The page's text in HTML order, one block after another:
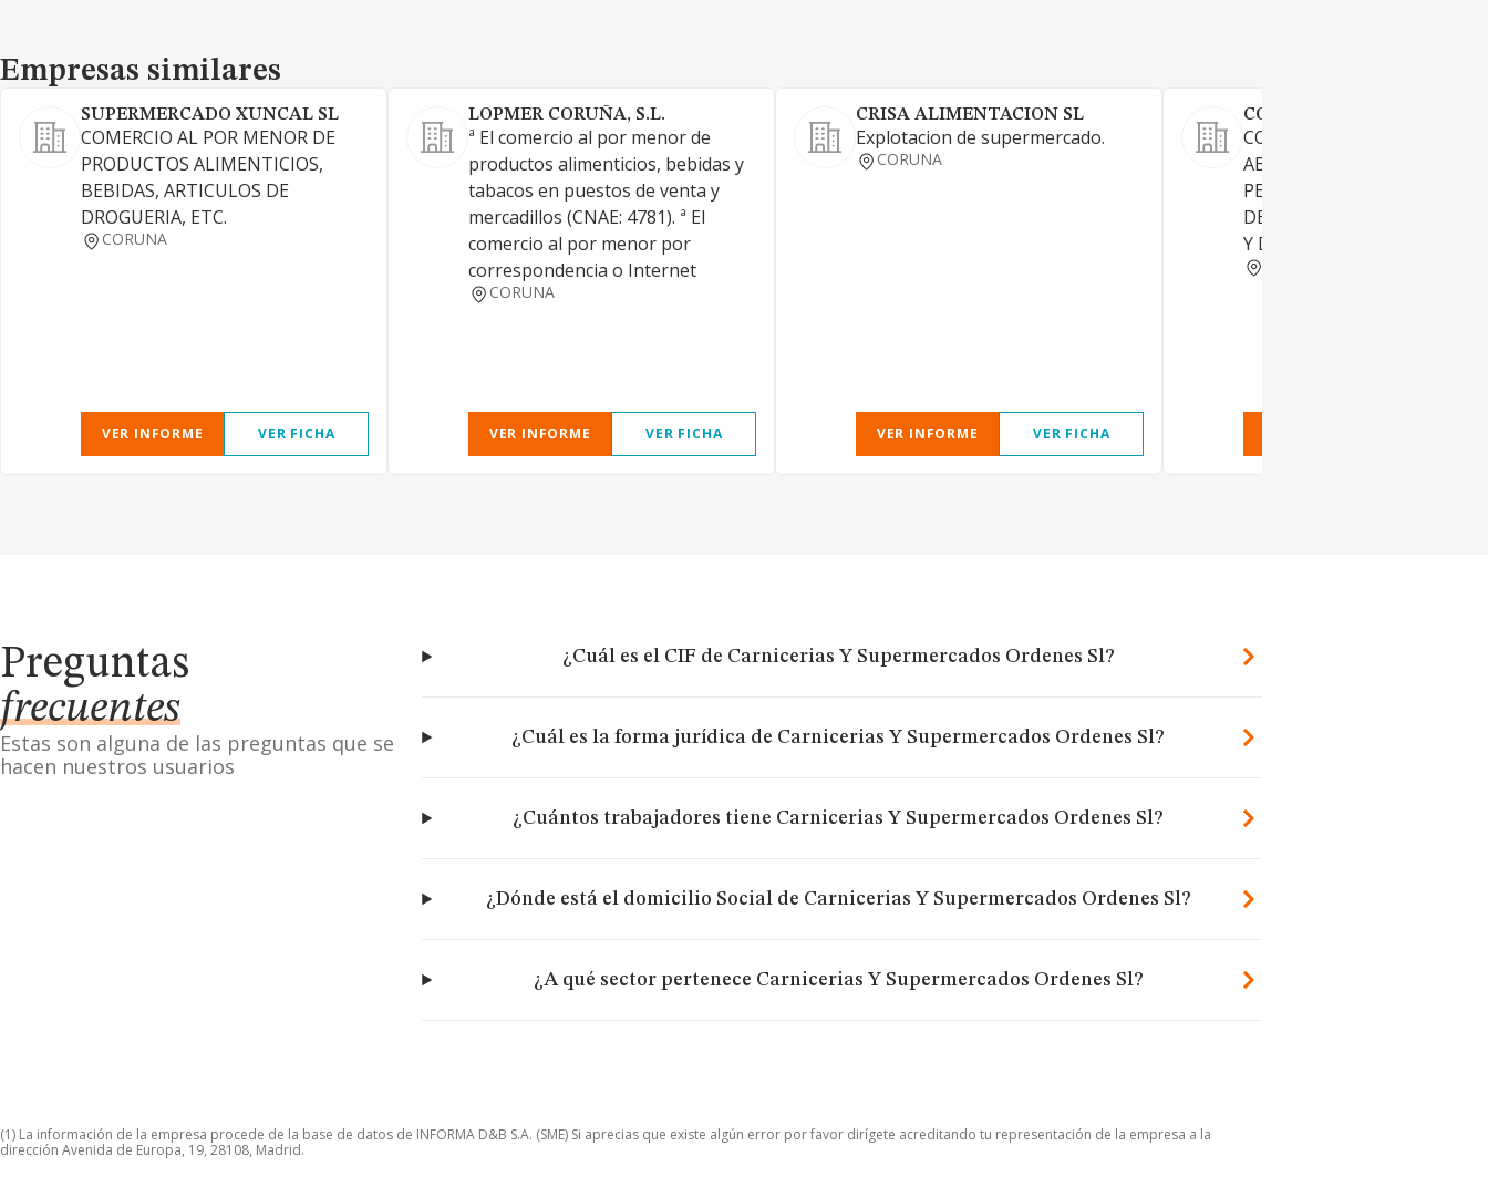
Empresas similares
Empresas similares
SUPERMERCADO XUNCAL SL
COMERCIO AL POR MENOR DE
PRODUCTOS ALIMENTICIOS,
BEBIDAS, ARTICULOS DE
DROGUERIA, ETC.
CORUNA
VER INFORME VER FICHA
LOPMER CORUÑA, S.L.
ª El comercio al por menor de
productos alimenticios, bebidas y
tabacos en puestos de venta y
mercadillos (CNAE: 4781). ª El
comercio al por menor por
correspondencia o Internet
CORUNA
VER INFORME VER FICHA
CRISA ALIMENTACION SL
Explotacion de supermercado.
CORUNA
VER INFORME VER FICHA
COVEGA AGROPECUARIA
COMERCIO DE SEMILLAS.
ABONOS. FLORES Y
PEQUENOS ANIMALES.
DE PRODUCTOS
Y DE HIGIENE.
Preguntas
frecuentes
Estas son alguna de las preguntas que se
hacen nuestros usuarios
¿Cuál es el CIF de Carnicerias Y Supermercados Ordenes Sl?
¿Cuál es la forma jurídica de Carnicerias Y Supermercados Ordenes Sl?
¿Cuántos trabajadores tiene Carnicerias Y Supermercados Ordenes Sl?
¿Dónde está el domicilio Social de Carnicerias Y Supermercados Ordenes Sl?
¿A qué sector pertenece Carnicerias Y Supermercados Ordenes Sl?
(1) La información de la empresa procede de la base de datos de INFORMA D&B S.A. (SME) Si aprecias que existe algún error por favor dirígete acreditando tu representación de la empresa a la
dirección Avenida de Europa, 19, 28108, Madrid.